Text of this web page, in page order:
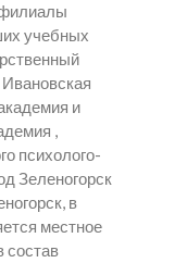
филиалы
учебных
и
,
психолого-
Зеленогорск
в
местное
состав